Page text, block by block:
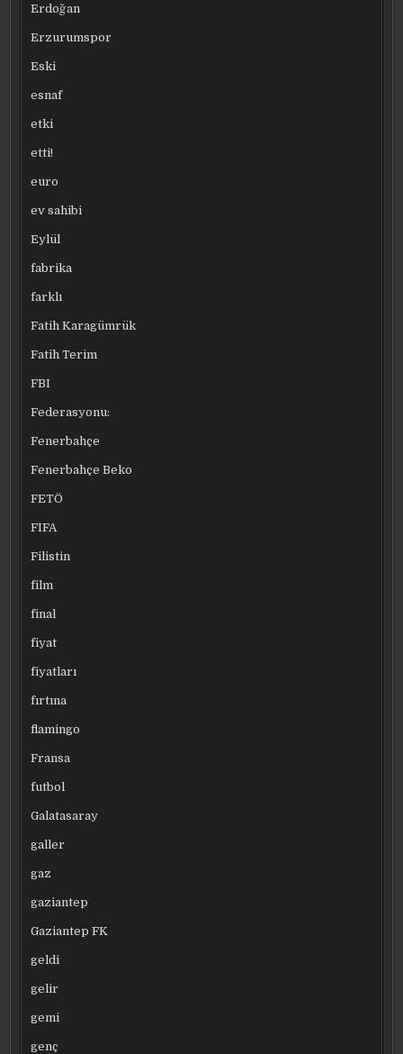
Erdoğan
Erzurumspor
Eski
esnaf
etki
etti!
euro
ev sahibi
Eylül
fabrika
farklı
Fatih Karagümrük
Fatih Terim
FBI
Federasyonu:
Fenerbahçe
Fenerbahçe Beko
FETÖ
FIFA
Filistin
film
final
fiyat
fiyatları
fırtına
flamingo
Fransa
futbol
Galatasaray
galler
gaz
gaziantep
Gaziantep FK
geldi
gelir
gemi
genç